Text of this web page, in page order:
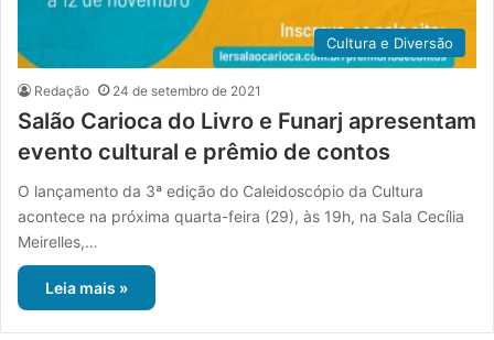
Cultura e Diversão
Redação 24 de setembro de 2021
Salão Carioca do Livro e Funarj apresentam
evento cultural e prêmio de contos
O lançamento da 3ª edição do Caleidoscópio da Cultura
acontece na próxima quarta-feira (29), às 19h, na Sala Cecília
Meirelles,…
Leia mais »